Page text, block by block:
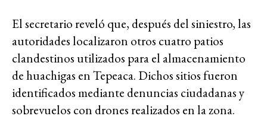
El secretario reveló que, después del siniestro, las
autoridades localizaron otros cuatro patios
clandestinos utilizados para el almacenamiento
de huachigas en Tepeaca. Dichos sitios fueron
identificados mediante denuncias ciudadanas y
sobrevuelos con drones realizados en la zona.